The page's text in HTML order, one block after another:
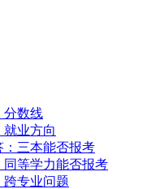
分数线
业方向
三本能否报考
等学力能否报考
专业问题